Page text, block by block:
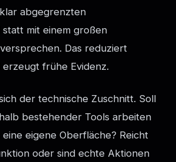
abgegrenzten
mit einem großen
Das reduziert
frühe Evidenz.
der technische Zuschnitt. Soll
bestehender Tools arbeiten
eigene Oberfläche? Reicht
oder sind echte Aktionen